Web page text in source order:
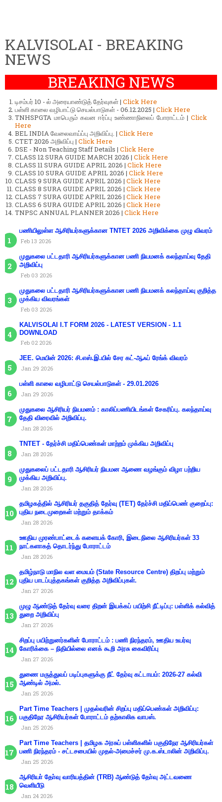
KALVISOLAI - BREAKING
NEWS
BREAKING NEWS
டிசம்பர் 10 - ல் அரையாண்டுத் தேர்வுகள் | Click Here
பள்ளி காலை வழிபாட்டு செயல்பாடுகள் - 06.12.2025 | Click Here
TNHSPGTA மாபெரும் கவன ஈர்ப்பு உண்ணாநிலைப் போராட்டம் | Click
Here
BEL INDIA வேலைவாய்ப்பு அறிவிப்பு. | Click Here
CTET 2026 அறிவிப்பு | Click Here
DSE - Non Teaching Staff Details | Click Here
CLASS 12 SURA GUIDE MARCH 2026 | Click Here
CLASS 11 SURA GUIDE APRIL 2026 | Click Here
CLASS 10 SURA GUIDE APRIL 2026 | Click Here
CLASS 9 SURA GUIDE APRIL 2026 | Click Here
CLASS 8 SURA GUIDE APRIL 2026 | Click Here
CLASS 7 SURA GUIDE APRIL 2026 | Click Here
CLASS 6 SURA GUIDE APRIL 2026 | Click Here
TNPSC ANNUAL PLANNER 2026 | Click Here
பணியிலுள்ள ஆசிரியர்களுக்கான TNTET 2026 அறிவிக்கை முழு விவரம்
Feb 13 2026
முதுகலை பட்டதாரி ஆசிரியர்களுக்கான பணி நியமனக் கலந்தாய்வு தேதி
அறிவிப்பு
Feb 03 2026
முதுகலை பட்டதாரி ஆசிரியர்களுக்கான பணி நியமனக் கலந்தாய்வு குறித்த
முக்கிய விவரங்கள்
Feb 03 2026
KALVISOLAI I.T FORM 2026 - LATEST VERSION - 1.1
DOWNLOAD
Feb 02 2026
JEE. மெயின் 2026: சி.எஸ்.இ.யில் சேர கட்-ஆஃப் ரேங்க் விவரம்
Jan 29 2026
பள்ளி காலை வழிபாட்டு செயல்பாடுகள் - 29.01.2026
Jan 29 2026
முதுகலை ஆசிரியர் நியமனம் : காலிப்பணியிடங்கள் சேகரிப்பு. கலந்தாய்வு
தேதி விரைவில் அறிவிப்பு.
Jan 28 2026
TNTET - தேர்ச்சி மதிப்பெண்கள் மாற்றம் முக்கிய அறிவிப்பு
Jan 28 2026
முதுகலைப் பட்டதாரி ஆசிரியர் நியமன ஆணை வழங்கும் விழா பற்றிய
முக்கிய அறிவிப்பு.
Jan 28 2026
தமிழகத்தில் ஆசிரியர் தகுதித் தேர்வு (TET) தேர்ச்சி மதிப்பெண் குறைப்பு:
புதிய நடைமுறைகள் மற்றும் தாக்கம்
Jan 28 2026
ஊதிய முரண்பாட்டைக் களையக் கோரி, இடைநிலை ஆசிரியர்கள் 33
நாட்களாகத் தொடர்ந்து போராட்டம்
Jan 28 2026
தமிழ்நாடு மாநில வள மையம் (State Resource Centre) திறப்பு மற்றும்
புதிய பாடப்புத்தகங்கள் குறித்த அறிவிப்புகள்.
Jan 27 2026
முழு ஆண்டுத் தேர்வு வரை திறன் இயக்கப் பயிற்சி நீட்டிப்பு: பள்ளிக் கல்வித்
துறை அறிவிப்பு
Jan 27 2026
சிறப்பு பயிற்றுனர்களின் போராட்டம் : பணி நிரந்தரம், ஊதிய உயர்வு
கோரிக்கை – நிதியில்லை எனக் கூறி அரசு கைவிரிப்பு
Jan 27 2026
துணை மருத்துவப் படிப்புகளுக்கு நீட் தேர்வு கட்டாயம்: 2026-27 கல்வி
ஆண்டில் அமல்.
Jan 25 2026
Part Time Teachers | முதல்வரின் சிறப்பு மதிப்பெண்கள் அறிவிப்பு:
பகுதிநேர ஆசிரியர்கள் போராட்டம் தற்காலிக வாபஸ்.
Jan 25 2026
Part Time Teachers | தமிழக அரசுப் பள்ளிகளில் பகுதிநேர ஆசிரியர்கள்
பணி நிரந்தரம் - சட்டசபையில் முதல்-அமைச்சர் மு.க.ஸ்டாலின் அறிவிப்பு.
Jan 25 2026
ஆசிரியா் தோ்வு வாரியத்தின் (TRB) ஆண்டுத் தோ்வு அட்டவணை
வெளியீடு
Jan 24 2026